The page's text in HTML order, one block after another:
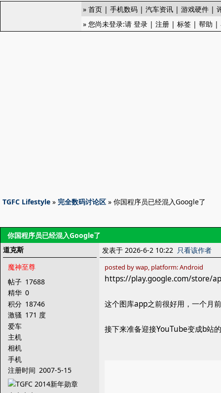
» 首页 | 手机数码 | 汽车资讯 | 游戏硬件 |
» 您尚未登录:请 登录 | 注册 | 标签 | 帮助 |
TGFC Lifestyle » 完全数码讨论区 » 你国程序员已经混入Google了
你国程序员已经混入Google了
道克斯
魔神至尊
帖子 17688
精华 0
积分 18746
激骚 171 度
爱车
主机
相机
手机
注册时间 2007-5-15
发表于 2026-6-2 10:22 只看该作者
posted by wap, platform: Android
https://play.google.com/store/
这个图库app之前很好用，一个月
接下来准备迎接YouTube变成b站